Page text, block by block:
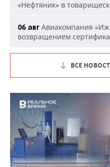
«Нефтяник» в
06 авг Авиакомпания
возвращением
ВСЕ